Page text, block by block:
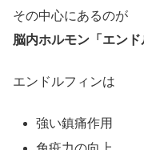
その中心にあるのが
脳内ホルモン「エンド
エンドルフィンは
強い鎮痛作用